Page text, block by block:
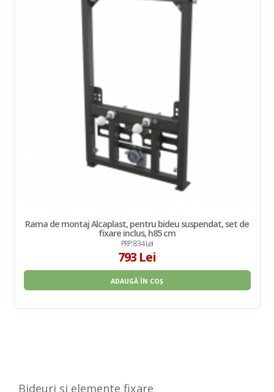
Rama de montaj Alcaplast, pentru bideu suspendat, set de
fixare inclus, h85 cm
PRP: 834 Lei
793 Lei
ADAUGĂ ÎN COȘ
Bideuri si elemente fixare